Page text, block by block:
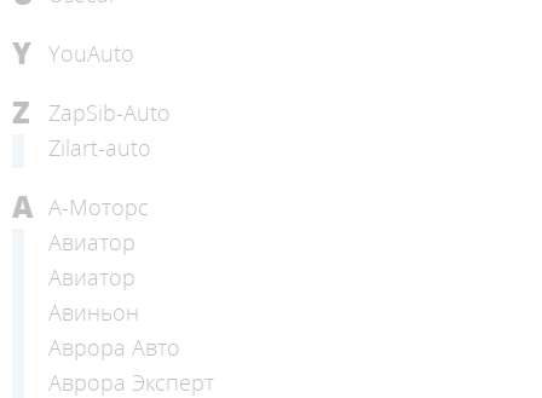
Y YouAuto
Z
ZapSib-Auto
Zilart-auto
А А-Моторс
Авиатор
Авиатор
Авиньон
Аврора Авто
Аврора Эксперт